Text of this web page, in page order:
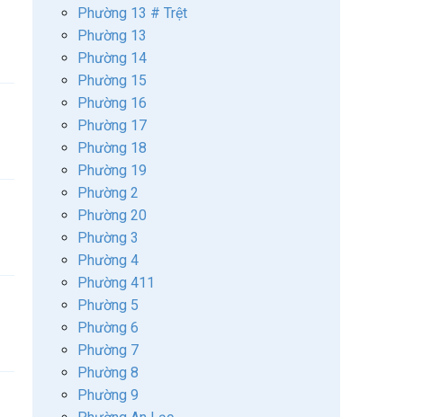
Phường 13 # Trệt
Phường 13
Phường 14
Phường 15
Phường 16
Phường 17
Phường 18
Phường 19
Phường 2
Phường 20
Phường 3
Phường 4
Phường 411
Phường 5
Phường 6
Phường 7
Phường 8
Phường 9